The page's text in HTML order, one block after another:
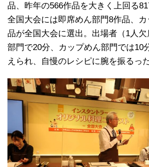
品、昨年の566作品を大きく上回る
全国大会には即席めん部門8作品、
品が全国大会に選出。出場者（1人
部門で20分、カップめん部門では10
えられ、自慢のレシピに腕を振るった